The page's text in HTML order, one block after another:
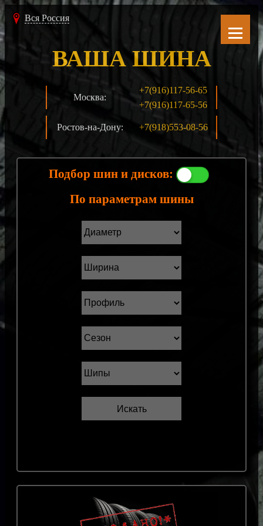
Вся Россия
Москва:
+7(916)117-56-65
+7(916)117-65-56
Ростов-на-Дону: +7(918)553-08-56
ВАША ШИНА
Подбор шин и дисков:
По параметрам шины